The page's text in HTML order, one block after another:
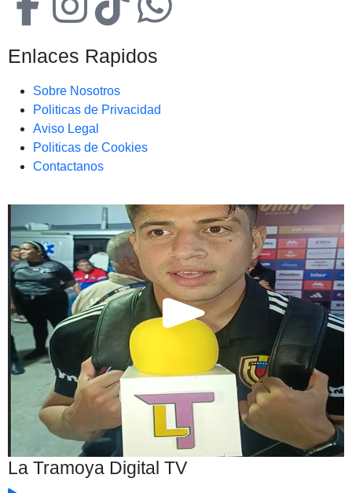
Enlaces Rapidos
Sobre Nosotros
Politicas de Privacidad
Aviso Legal
Politicas de Cookies
Contactanos
La Tramoya Digital TV